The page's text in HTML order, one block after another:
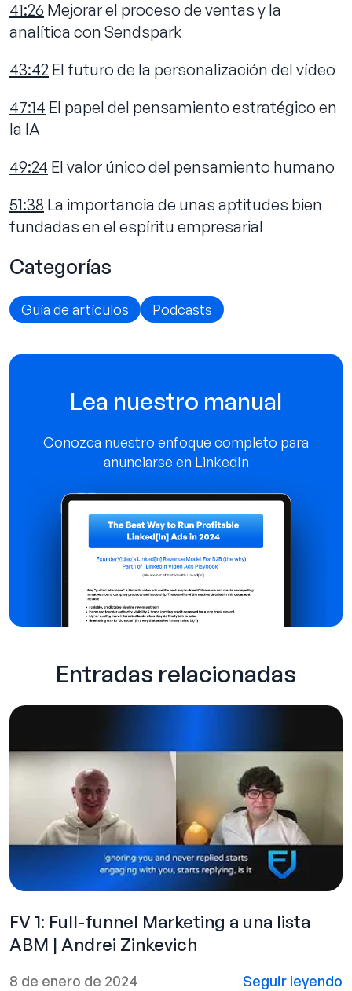
41:26 Mejorar el proceso de ventas y la
analítica con Sendspark
43:42 El futuro de la personalización del vídeo
47:14 El papel del pensamiento estratégico en
la IA
49:24 El valor único del pensamiento humano
51:38 La importancia de unas aptitudes bien
fundadas en el espíritu empresarial
Categorías
Guía de artículos Podcasts
Lea nuestro manual
Conozca nuestro enfoque completo para
anunciarse en LinkedIn
Entradas relacionadas
FV 1: Full-funnel Marketing a una lista
ABM | Andrei Zinkevich
8 de enero de 2024 Seguir leyendo